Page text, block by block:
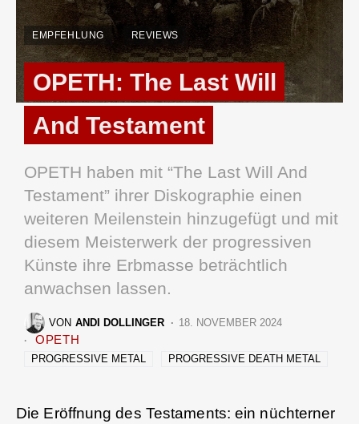
EMPFEHLUNG REVIEWS
OPETH: The Last Will
And Testament
OPETH haben mit “The Last Will And
Testament” ihrer Diskographie einen
weiteren Meilenstein hinzugefügt und mit
diesem Meisterwerk der progressiven
Künste ihre Erbmasse beträchtlich
anwachsen lassen.
VON ANDI DOLLINGER 18. NOVEMBER 2024
OPETH
PROGRESSIVE METAL PROGRESSIVE DEATH METAL
Die Eröffnung des Testaments: ein nüchterner